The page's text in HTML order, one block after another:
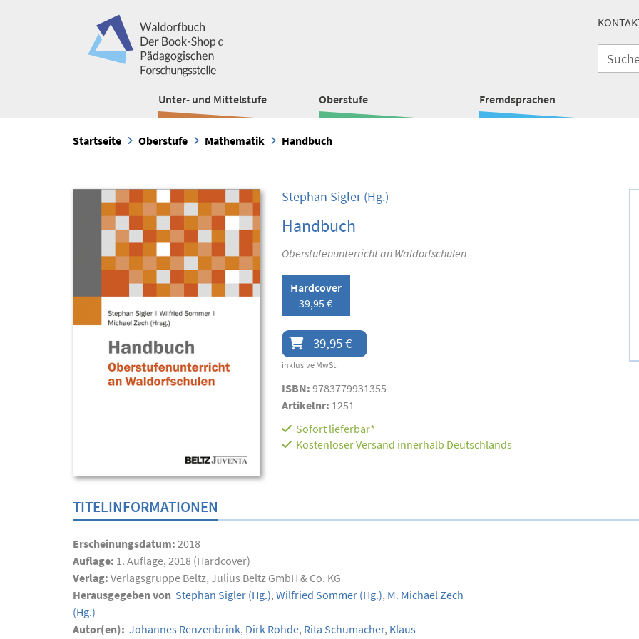
Unter- und Mittelstufe Oberstufe Fremdsprachen
Startseite Oberstufe Mathematik Handbuch
Stephan Sigler(Hg.)
Handbuch
Oberstufenunterricht an Waldorfschulen
Hardcover
39,95 €
39,95 €
inklusive MwSt.
ISBN: 9783779931355
Artikelnr: 1251
Sofort lieferbar*
Kostenloser Versand innerhalb Deutschlands
TITELINFORMATIONEN
Erscheinungsdatum: 2018
Auflage: 1. Auflage, 2018 (Hardcover)
Verlag: Verlagsgruppe Beltz, Julius Beltz GmbH & Co. KG
Herausgegeben von Stephan Sigler (Hg.), Wilfried Sommer (Hg.), M. Michael Zech
(Hg.)
Autor(en): Johannes Renzenbrink, Dirk Rohde, Rita Schumacher, Klaus